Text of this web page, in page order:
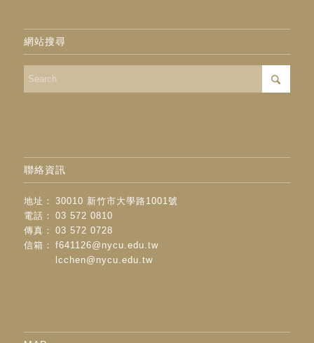
網站搜尋
聯絡資訊
地址：
30010 新竹市大學路1001號
電話：
03 572 0810
傳真：
03 572 0728
信箱：
f641126@nycu.edu.tw
lcchen@nycu.edu.tw